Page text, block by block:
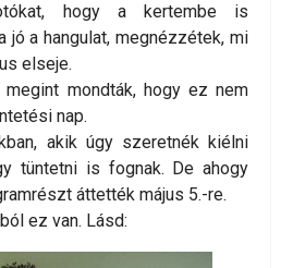
hogy a kertembe is
jó a hangulat, megnézzétek, mi
elseje.
megint mondták, hogy ez nem
nap.
akik úgy szeretnék kiélni
tüntetni is fognak. De ahogy
áttették május 5.-re.
ez van. Lásd: